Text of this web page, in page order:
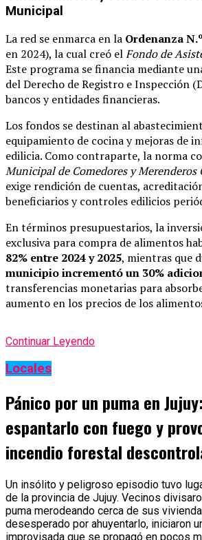
Municipal
La red se enmarca en la Ordenanza
en 2024), la cual creó elFondo de
Este programa se financia mediante
del Derecho de Registro e Inspección
bancos y entidades financieras.
Los fondos se destinan al
equipamiento de cocina y mejoras de
edilicia. Como contraparte, la norma
Municipal de Comedores y
exige rendición de cuentas,
beneficiarios y controles edilicios
En términos presupuestarios, la
exclusiva para compra de alimentos
82% entre 2024 y 2025, mientras que
municipio incrementó un 30%
transferencias monetarias para
aumento en los precios de los
Continuar Leyendo
Locales
Pánico por un puma en
espantarlo con fuego y
incendio forestal
Un insólito y peligroso episodio tuvo
de la provincia de Jujuy. Vecinos
puma merodeando cerca de sus
desesperado por ahuyentarlo, iniciaron
improvisada que se propagó en pocos